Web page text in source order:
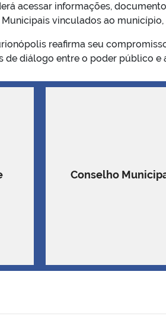
acessar informações,
vinculados ao
reafirma seu
de diálogo entre o poder público e
Conselho